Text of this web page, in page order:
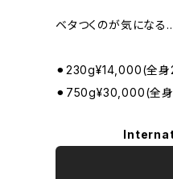
ベタつくのが気にな
⚫︎230g¥14,000(全身
⚫︎750g¥30,000(全